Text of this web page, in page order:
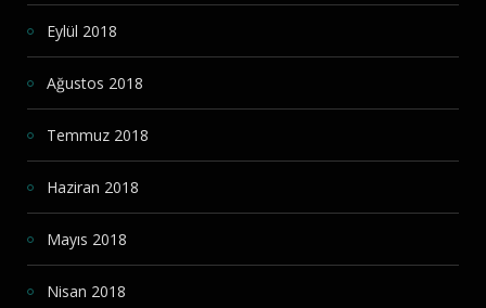
Eylül 2018
Ağustos 2018
Temmuz 2018
Haziran 2018
Mayıs 2018
Nisan 2018